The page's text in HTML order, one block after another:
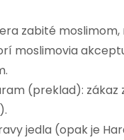
zabité
moslimovia
(preklad):
jedla (opak je